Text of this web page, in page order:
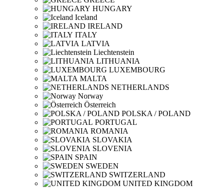
HUNGARY
Iceland
IRELAND
ITALY
LATVIA
Liechtenstein
LITHUANIA
LUXEMBOURG
MALTA
NETHERLANDS
Norway
Österreich
POLSKA / POLAND
PORTUGAL
ROMANIA
SLOVAKIA
SLOVENIA
SPAIN
SWEDEN
SWITZERLAND
UNITED KINGDOM